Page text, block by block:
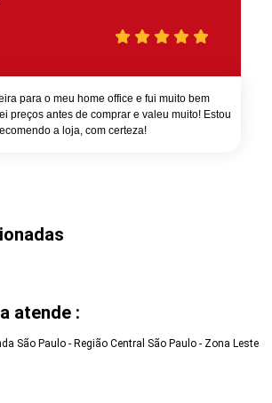
para o meu home office e fui muito bem
preços antes de comprar e valeu muito! Estou
a loja, com certeza!
atende :
São Paulo - Região Central São Paulo - Zona Leste